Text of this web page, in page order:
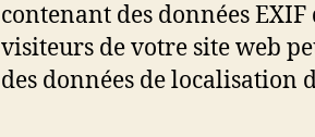
contenant des données EXIF
visiteurs de votre site web
des données de localisation